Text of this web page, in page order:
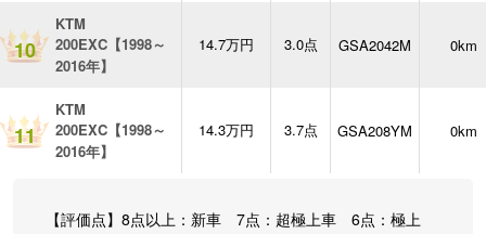
10
KTM
200EXC【1998～
2016年】
14.7万円 3.0点 GSA2042M 0km
11
KTM
200EXC【1998～
2016年】
14.3万円 3.7点 GSA208YM 0km
【評価点】8点以上：新車 7点：超極上車 6点：極上